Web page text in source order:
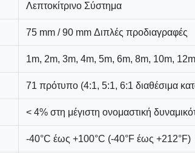
Λεπτοκίτρινο Σύστημα
75 mm / 90 mm Διπλές προδιαγραφές
1m, 2m, 3m, 4m, 5m, 6m, 8m, 10m,
71 πρότυπο (4:1, 5:1, 6:1 διαθέσιμα
< 4% στη μέγιστη ονομαστική
-40°C έως +100°C (-40°F έως +212°F)